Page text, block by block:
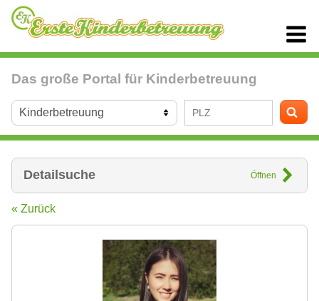
Das große Portal für Kinderbetreuung
Detailsuche Öffnen
« Zurück